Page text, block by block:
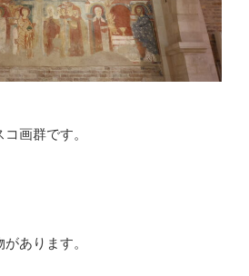
画群です。
あります。